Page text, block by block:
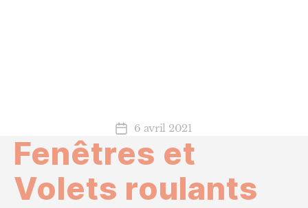
Date
l’article
6 avril 2021
Fenêtres et
Volets roulants